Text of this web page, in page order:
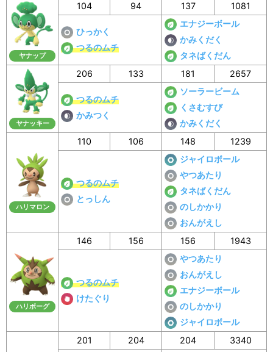
ヤナップ
104 94 137 1081
ひっかく
つるのムチ
エナジーボール
かみくだく
タネばくだん
ヤナッキー
206 133 181 2657
つるのムチ
かみつく
ソーラービーム
くさむすび
かみくだく
ハリマロン
110 106 148 1239
つるのムチ
とっしん
ジャイロボール
やつあたり
タネばくだん
のしかかり
おんがえし
ハリボーグ
146 156 156 1943
つるのムチ
けたぐり
やつあたり
おんがえし
エナジーボール
のしかかり
ジャイロボール
201 204 204 3340